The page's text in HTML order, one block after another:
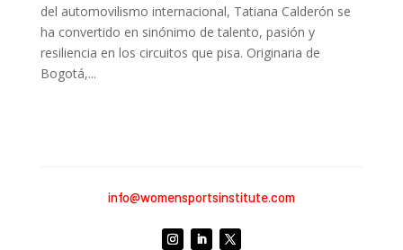
del automovilismo internacional, Tatiana Calderón se
ha convertido en sinónimo de talento, pasión y
resiliencia en los circuitos que pisa. Originaria de
Bogotá,...
info@womensportsinstitute.com